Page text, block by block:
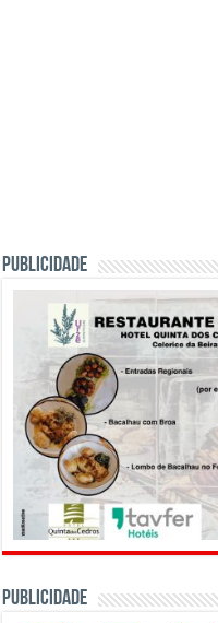
PUBLICIDADE
PUBLICIDADE